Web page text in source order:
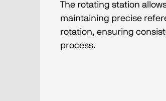
The rotating station
maintaining precise
rotation, ensuring
process.